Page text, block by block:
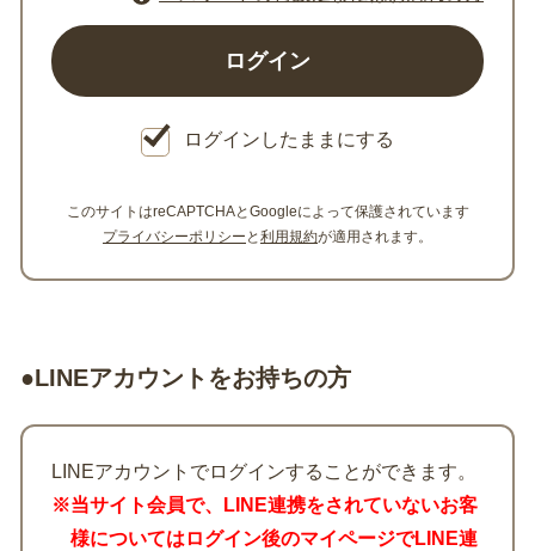
ログインしたままにする
このサイトはreCAPTCHAとGoogleによって保護されています
プライバシーポリシー と 利用規約が適用されます。
●LINEアカウントをお持ちの方
LINEアカウントでログインすることができます。
※当サイト会員で、LINE連携をされていないお客
様についてはログイン後のマイページでLINE連